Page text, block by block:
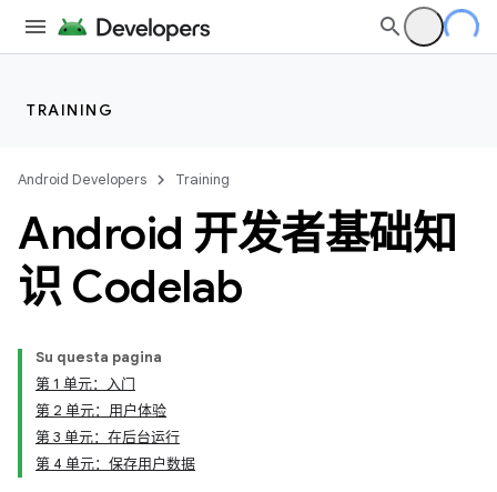
TRAINING
Android Developers Training
Android 开发者基础知
识 Codelab
Su questa pagina
第 1 单元：入门
第 2 单元：用户体验
第 3 单元：在后台运行
第 4 单元：保存用户数据